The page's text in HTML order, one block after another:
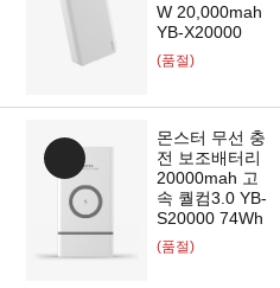
W 20,000mah
YB-X20000
(품절)
몬스터 무선 충
전 보조배터리
20000mah 고
속 퀄컴3.0 YB-
S20000 74Wh
(품절)